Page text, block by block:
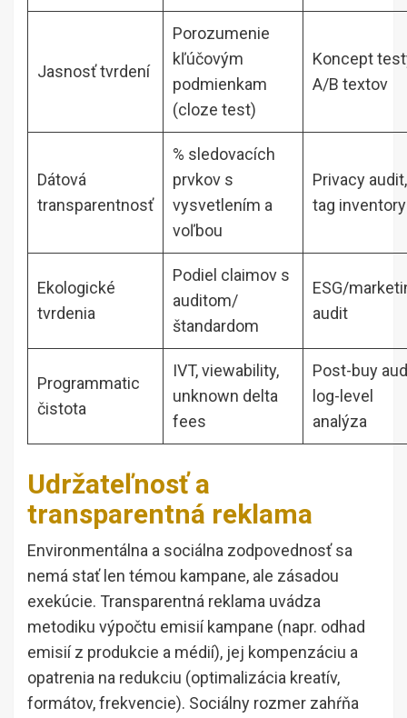
Jasnosť tvrdení
Porozumenie
kľúčovým
podmienkam
(cloze test)
Koncept
A/B textov
Dátová
transparentnosť
% sledovacích
prvkov s
vysvetlením a
voľbou
Privacy audit,
tag inventory
Ekologické
tvrdenia
Podiel claimov s
auditom/
štandardom
ESG/
audit
Programmatic
čistota
IVT, viewability,
unknown delta
fees
Post-buy
log-level
analýza
Udržateľnosť a
transparentná reklama
Environmentálna a sociálna zodpovednosť sa
nemá stať len témou kampane, ale zásadou
exekúcie. Transparentná reklama uvádza
metodiku výpočtu emisií kampane (napr. odhad
emisií z produkcie a médií), jej kompenzáciu a
opatrenia na redukciu (optimalizácia kreatív,
formátov, frekvencie). Sociálny rozmer zahŕňa